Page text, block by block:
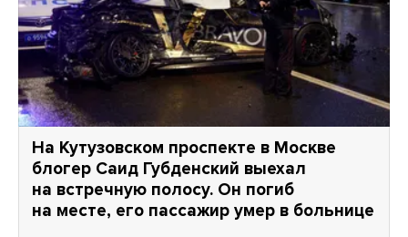
На Кутузовском проспекте в Москве
блогер Саид Губденский выехал
на встречную полосу. Он погиб
на месте, его пассажир умер в больнице